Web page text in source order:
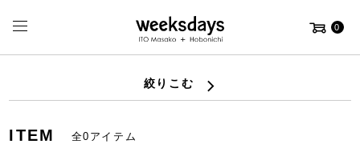
0
絞りこむ
ITEM 全0アイテム